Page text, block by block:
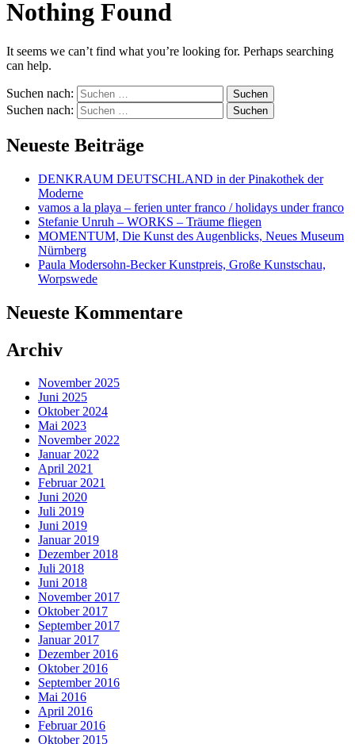
Nothing Found
It seems we can’t find what you’re looking for. Perhaps searching
can help.
Suchen nach:
Suchen nach:
Neueste Beiträge
DENKRAUM DEUTSCHLAND in der Pinakothek der
Moderne
vamos a la playa – ferien unter franco / holidays under franco
Stefanie Unruh – WORKS – Träume fliegen
MOMENTUM, Die Kunst des Augenblicks, Neues Museum
Nürnberg
Paula Modersohn-Becker Kunstpreis, Große Kunstschau,
Worpswede
Neueste Kommentare
Archiv
November 2025
Juni 2025
Oktober 2024
Mai 2023
November 2022
Januar 2022
April 2021
Februar 2021
Juni 2020
Juli 2019
Juni 2019
Januar 2019
Dezember 2018
Juli 2018
Juni 2018
November 2017
Oktober 2017
September 2017
Januar 2017
Dezember 2016
Oktober 2016
September 2016
Mai 2016
April 2016
Februar 2016
Oktober 2015